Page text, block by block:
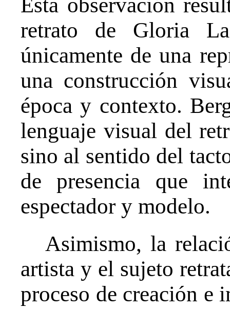
retrato de Gloria
únicamente de una
una construcción
época y contexto.
lenguaje visual del
sino al sentido del
de presencia que
espectador y modelo.
Asimismo, la
artista y el sujeto
proceso de creación e